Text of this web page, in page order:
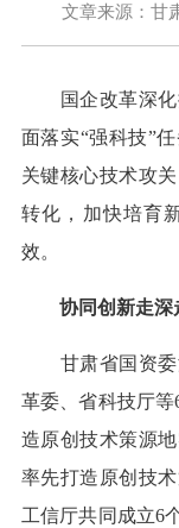
文章来源：
国企改革深化
面落实“强科技”
关键核心技术攻
转化，加快培育
效。
协同创新走深
甘肃省国资委
革委、省科技厅
造原创技术策源
率先打造原创技
工信厅共同成立6